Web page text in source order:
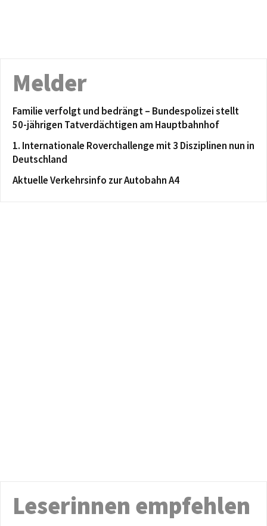
Melder
Familie verfolgt und bedrängt – Bundespolizei stellt
50-jährigen Tatverdächtigen am Hauptbahnhof
1. Internationale Roverchallenge mit 3 Disziplinen nun in
Deutschland
Aktuelle Verkehrsinfo zur Autobahn A4
Leserinnen empfehlen